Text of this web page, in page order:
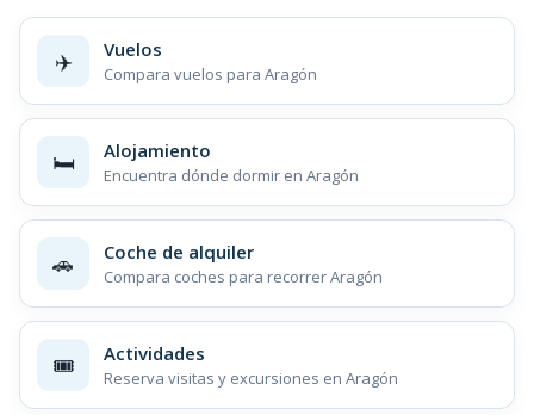
✈️ Vuelos
Compara vuelos para Aragón
🛏️ Alojamiento
Encuentra dónde dormir en Aragón
🚗 Coche de alquiler
Compara coches para recorrer Aragón
🎟️ Actividades
Reserva visitas y excursiones en Aragón